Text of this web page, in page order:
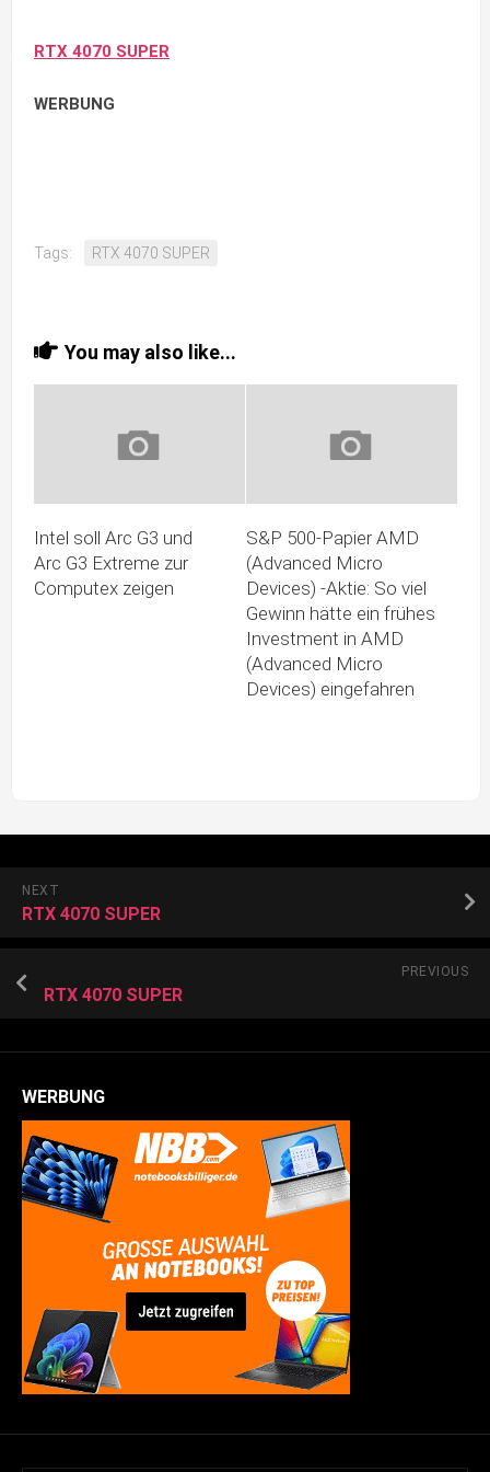
RTX 4070 SUPER
WERBUNG
Tags: RTX 4070 SUPER
You may also like...
Intel soll Arc G3 und
Arc G3 Extreme zur
Computex zeigen
S&P 500-Papier AMD
(Advanced Micro
Devices) -Aktie: So viel
Gewinn hätte ein frühes
Investment in AMD
(Advanced Micro
Devices) eingefahren
NEXT
RTX 4070 SUPER
PREVIOUS
RTX 4070 SUPER
WERBUNG